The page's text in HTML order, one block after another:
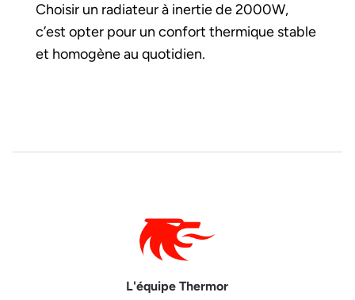
Choisir un radiateur à inertie de 2000W,
c’est opter pour un confort thermique stable
et homogène au quotidien.
L'équipe Thermor